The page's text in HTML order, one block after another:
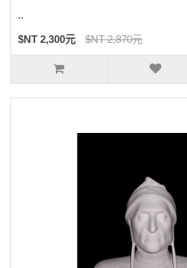
..
$NT 2,300元 $NT 2,870元